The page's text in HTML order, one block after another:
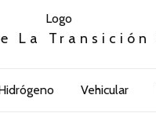
La Transición
Vehicular